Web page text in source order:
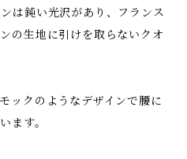
は鈍い光沢があり、フランス
の生地に引けを取らないクオ
ックのようなデザインで腰に
ます。